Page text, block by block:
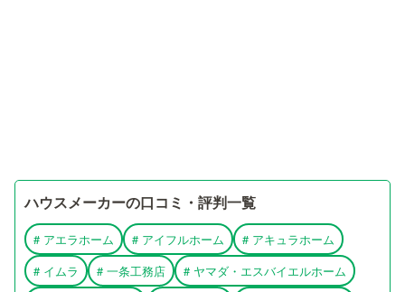
ハウスメーカーの口コミ・評判一覧
# アエラホーム # アイフルホーム # アキュラホーム
# イムラ # 一条工務店 # ヤマダ・エスバイエルホーム